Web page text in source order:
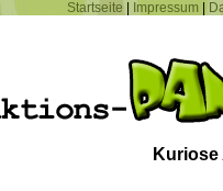
Startseite Impressum